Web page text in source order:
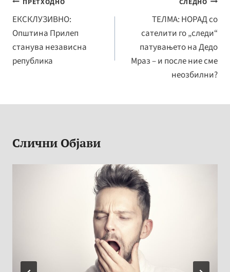
ge Li
n
k
на
напис
ЕКСКЛУЗИВНО:
Општина Прилеп
станува независна
република
ТЕЛМА: НОРАД со
сателити го „следи“
патувањето на Дедо
Мраз – и после ние сме
неозбилни?
Слични Објави